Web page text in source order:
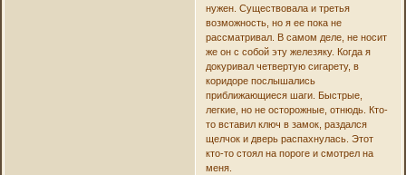
нужен. Существовала и третья
возможность, но я ее пока не
рассматривал. В самом деле, не носит
же он с собой эту железяку. Когда я
докуривал четвертую сигарету, в
коридоре послышались
приближающиеся шаги. Быстрые,
легкие, но не осторожные, отнюдь. Кто-
то вставил ключ в замок, раздался
щелчок и дверь распахнулась. Этот
кто-то стоял на пороге и смотрел на
меня.